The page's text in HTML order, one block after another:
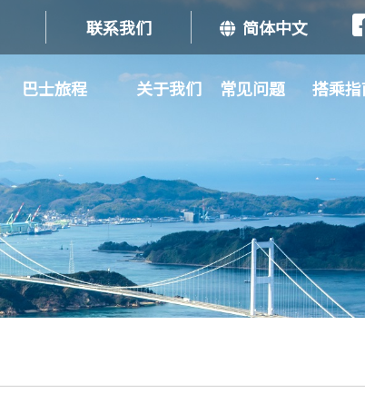
联系我们 简体中文
巴士旅程 关于我们 常见问题 搭乘